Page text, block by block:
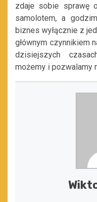
zdaje sobie sprawę
samolotem, a
biznes wyłącznie z
głównym czynnikiem
dzisiejszych
możemy i pozwalamy